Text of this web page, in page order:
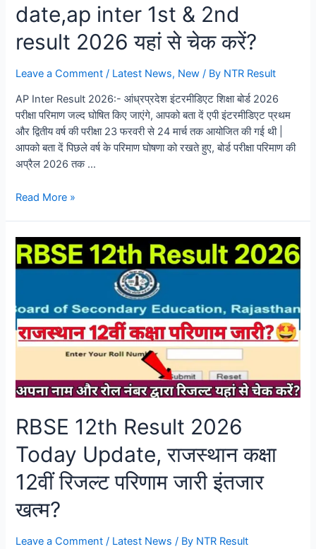
date,ap inter 1st & 2nd
result 2026 यहां से चेक करें?
Leave a Comment / Latest News, New / By NTR Result
AP Inter Result 2026:- आंध्रप्रदेश इंटरमीडिएट शिक्षा बोर्ड 2026
परीक्षा परिमाण जल्द घोषित किए जाएंगे, आपको बता दें एपी इंटरमीडिएट प्रथम
और द्वितीय वर्ष की परीक्षा 23 फरवरी से 24 मार्च तक आयोजित की गई थी |
आपको बता दें पिछले वर्ष के परिमाण घोषणा को रखते हुए, बोर्ड परीक्षा परिमाण की
अप्रैल 2026 तक …
Read More »
RBSE 12th Result 2026
Today Update, राजस्थान कक्षा
12वीं रिजल्ट परिणाम जारी इंतजार
खत्म?
Leave a Comment / Latest News / By NTR Result